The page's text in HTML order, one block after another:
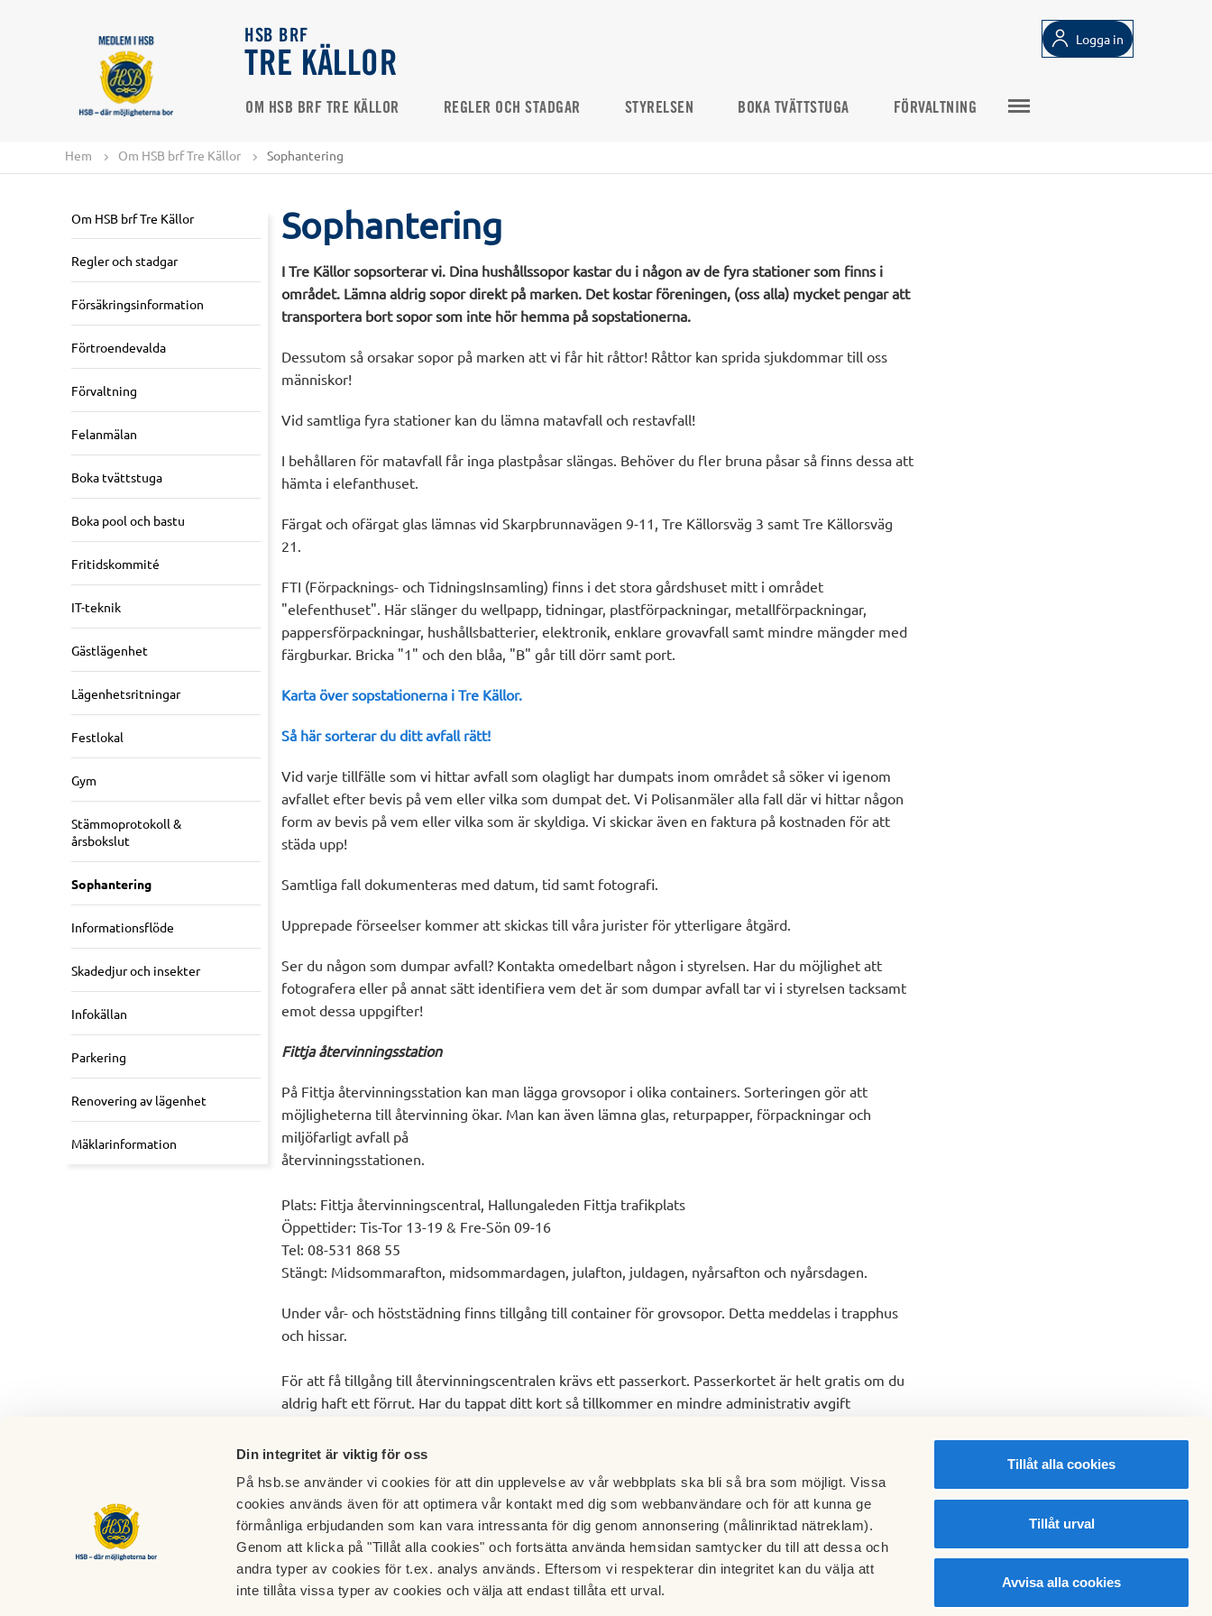
Din integritet är viktig för oss
På hsb.se använder vi cookies för att din upplevelse av vår webbplats ska bli så bra som möjligt. Vissa
cookies används även för att optimera vår kontakt med dig som webbanvändare och för att kunna ge
förmånliga erbjudanden som kan vara intressanta för dig genom annonsering (målinriktad nätreklam).
Genom att klicka på "Tillåt alla cookies" och fortsätta använda hemsidan samtycker du till att dessa och
andra typer av cookies för t.ex. analys används. Eftersom vi respekterar din integritet kan du välja att
inte tillåta vissa typer av cookies och välja att endast tillåta ett urval.
Tillåt alla cookies
Tillåt urval
Avvisa alla cookies
HSB BRF
TRE KÄLLOR
Logga in
OM HSB BRF TRE KÄLLOR REGLER OCH STADGAR STYRELSEN BOKA TVÄTTSTUGA FÖRVALTNING
Hem Om HSB brf Tre Källor Sophantering
Om HSB brf Tre Källor
Regler och stadgar
Försäkringsinformation
Förtroendevalda
Förvaltning
Felanmälan
Boka tvättstuga
Boka pool och bastu
Fritidskommité
IT-teknik
Gästlägenhet
Lägenhetsritningar
Festlokal
Gym
Stämmoprotokoll &
årsbokslut
Sophantering
Informationsflöde
Skadedjur och insekter
Infokällan
Parkering
Renovering av lägenhet
Mäklarinformation
Sophantering
I Tre Källor sopsorterar vi. Dina hushållssopor kastar du i någon av de fyra stationer som finns i
området. Lämna aldrig sopor direkt på marken. Det kostar föreningen, (oss alla) mycket pengar att
transportera bort sopor som inte hör hemma på sopstationerna.
Dessutom så orsakar sopor på marken att vi får hit råttor! Råttor kan sprida sjukdommar till oss
människor!
Vid samtliga fyra stationer kan du lämna matavfall och restavfall!
I behållaren för matavfall får inga plastpåsar slängas. Behöver du fler bruna påsar så finns dessa att
hämta i elefanthuset.
Färgat och ofärgat glas lämnas vid Skarpbrunnavägen 9-11, Tre Källorsväg 3 samt Tre Källorsväg
21.
FTI (Förpacknings- och TidningsInsamling) finns i det stora gårdshuset mitt i området
"elefenthuset". Här slänger du wellpapp, tidningar, plastförpackningar, metallförpackningar,
pappersförpackningar, hushållsbatterier, elektronik, enklare grovavfall samt mindre mängder med
färgburkar. Bricka "1" och den blåa, "B" går till dörr samt port.
Karta över sopstationerna i Tre Källor.
Så här sorterar du ditt avfall rätt!
Vid varje tillfälle som vi hittar avfall som olagligt har dumpats inom området så söker vi igenom
avfallet efter bevis på vem eller vilka som dumpat det. Vi Polisanmäler alla fall där vi hittar någon
form av bevis på vem eller vilka som är skyldiga. Vi skickar även en faktura på kostnaden för att
städa upp!
Samtliga fall dokumenteras med datum, tid samt fotografi.
Upprepade förseelser kommer att skickas till våra jurister för ytterligare åtgärd.
Ser du någon som dumpar avfall? Kontakta omedelbart någon i styrelsen. Har du möjlighet att
fotografera eller på annat sätt identifiera vem det är som dumpar avfall tar vi i styrelsen tacksamt
emot dessa uppgifter!
Fittja återvinningsstation
På Fittja återvinningsstation kan man lägga grovsopor i olika containers. Sorteringen gör att
möjligheterna till återvinning ökar. Man kan även lämna glas, returpapper, förpackningar och
miljöfarligt avfall på
återvinningsstationen.
Plats: Fittja återvinningscentral, Hallungaleden Fittja trafikplats
Öppettider: Tis-Tor 13-19 & Fre-Sön 09-16
Tel: 08-531 868 55
Stängt: Midsommarafton, midsommardagen, julafton, juldagen, nyårsafton och nyårsdagen.
Under vår- och höststädning finns tillgång till container för grovsopor. Detta meddelas i trapphus
och hissar.
För att få tillgång till återvinningscentralen krävs ett passerkort. Passerkortet är helt gratis om du
aldrig haft ett förrut. Har du tappat ditt kort så tillkommer en mindre administrativ avgift
Bostadsrättsföreningen Tre Källor